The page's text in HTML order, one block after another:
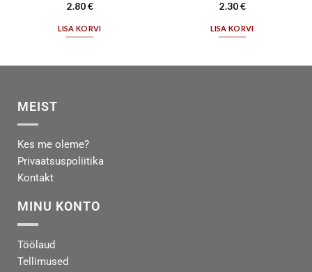
2.80€
LISA KORVI
2.30€
LISA KORVI
MEIST
Kes me oleme?
Privaatsuspoliitika
Kontakt
MINU KONTO
Töölaud
Tellimused